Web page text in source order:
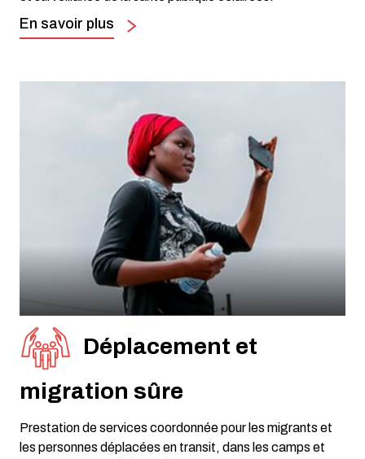
En savoir plus
Déplacement et
migration sûre
Prestation de services coordonnée pour les migrants et
les personnes déplacées en transit, dans les camps et